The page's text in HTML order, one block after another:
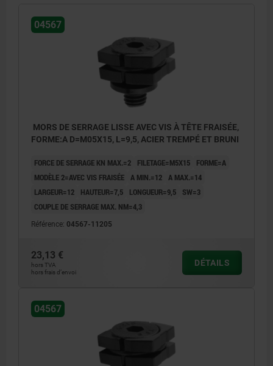
La cote L se réfère à la cote ≤A.
La cote H se réfère à la cote ≥A.
04567
MORS DE SERRAGE LISSE AVEC VIS À TÊTE FRAISÉE,
FORME:A D=M05X15, L=9,5, ACIER TREMPÉ ET BRUNI
FORCE DE SERRAGE KN MAX.=2 FILETAGE=M5X15
FORME=A
MODÈLE 2=AVEC VIS FRAISÉE A MIN.=12 A MAX.=14
LARGEUR=12
HAUTEUR=7,5 LONGUEUR=9,5
SW=3
COUPLE DE SERRAGE MAX. NM=4,3
Référence: 04567-11205
23,13 €
hors TVA
hors frais d’envoi
DÉTAILS
04567